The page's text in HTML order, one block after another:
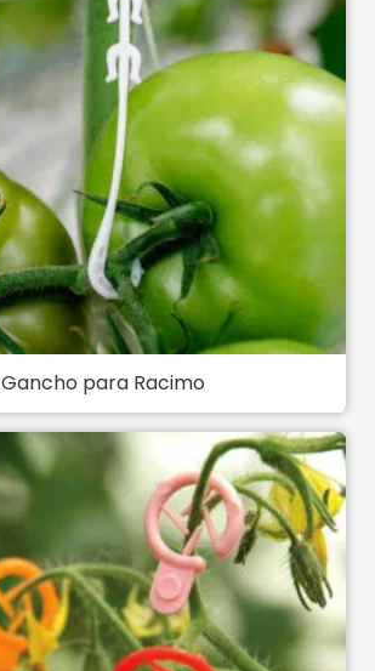
Gancho para Racimo